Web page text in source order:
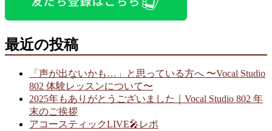
最近の投稿
「声が出ないかも…」と思っている方へ 〜Vocal Studio
802 体験レッスンについて〜
2025年もありがとうございました｜Vocal Studio 802 年
末のご挨拶
アコースティックLIVE🎤レポ